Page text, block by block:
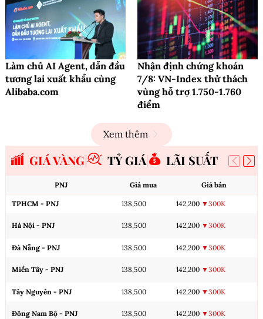
Làm chủ AI Agent, dẫn đầu
tương lai xuất khẩu cùng
Alibaba.com
Nhận định chứng khoán
7/8: VN-Index thử thách
vùng hỗ trợ 1.750-1.760
điểm
Xem thêm
GIÁ VÀNG TỶ GIÁ LÃI SUẤT
PNJ Giá mua Giá bán
TPHCM - PNJ 138,500 142,200 ▼300K
Hà Nội - PNJ 138,500 142,200 ▼300K
Đà Nẵng - PNJ 138,500 142,200 ▼300K
Miền Tây - PNJ 138,500 142,200 ▼300K
Tây Nguyên - PNJ 138,500 142,200 ▼300K
Đông Nam Bộ - PNJ 138,500 142,200 ▼300K